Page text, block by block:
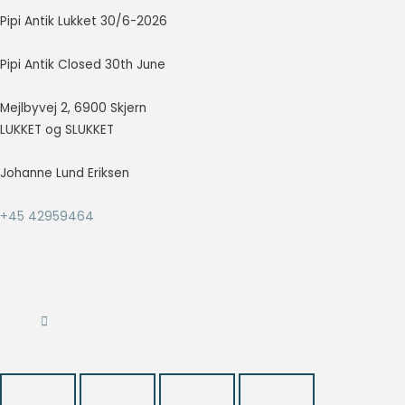
Pipi Antik Lukket 30/6-2026
Pipi Antik Closed 30th June
Mejlbyvej 2, 6900 Skjern
LUKKET og SLUKKET
Johanne Lund Eriksen
+45 42959464
at vise
annoncer,
relevante og
for den
enkelte
bruger, og
værdifulde
og